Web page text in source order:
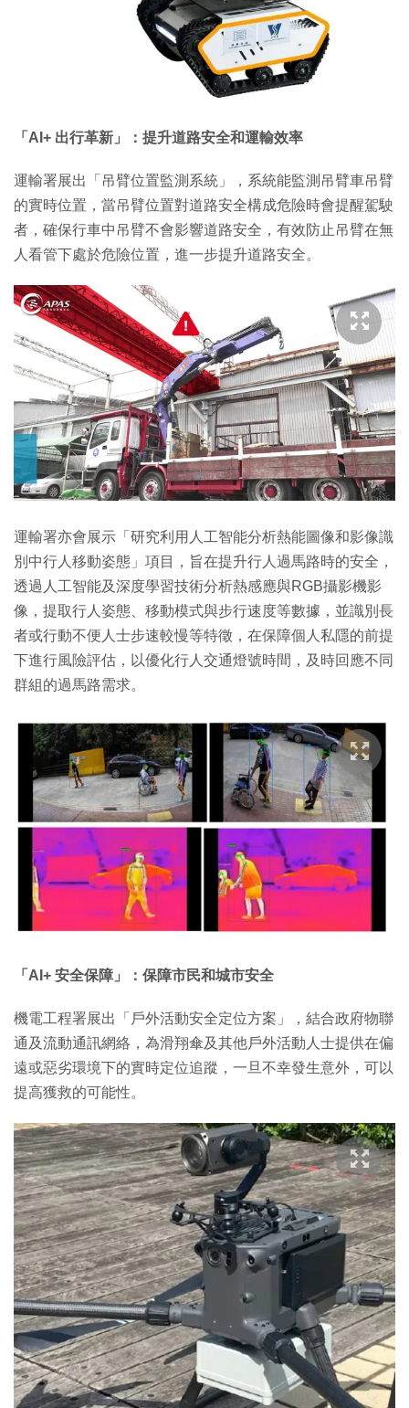
「AI+ 出行革新」：提升道路安全和運輸效率
運輸署展出「吊臂位置監測系統」，系統能監測吊臂車吊臂
的實時位置，當吊臂位置對道路安全構成危險時會提醒駕駛
者，確保行車中吊臂不會影響道路安全，有效防止吊臂在無
人看管下處於危險位置，進一步提升道路安全。
運輸署亦會展示「研究利用人工智能分析熱能圖像和影像識
別中行人移動姿態」項目，旨在提升行人過馬路時的安全，
透過人工智能及深度學習技術分析熱感應與RGB攝影機影
像，提取行人姿態、移動模式與步行速度等數據，並識別長
者或行動不便人士步速較慢等特徵，在保障個人私隱的前提
下進行風險評估，以優化行人交通燈號時間，及時回應不同
群組的過馬路需求。
「AI+ 安全保障」：保障市民和城市安全
機電工程署展出「戶外活動安全定位方案」，結合政府物聯
通及流動通訊網絡，為滑翔傘及其他戶外活動人士提供在偏
遠或惡劣環境下的實時定位追蹤，一旦不幸發生意外，可以
提高獲救的可能性。